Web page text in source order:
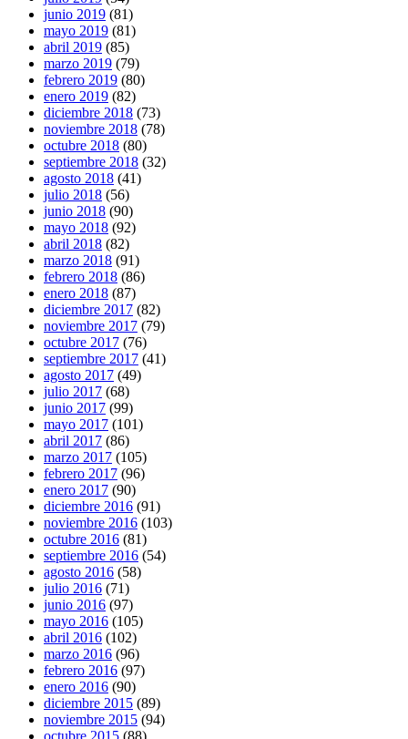
junio 2019 (81)
mayo 2019 (81)
abril 2019 (85)
marzo 2019 (79)
febrero 2019 (80)
enero 2019 (82)
diciembre 2018 (73)
noviembre 2018 (78)
octubre 2018 (80)
septiembre 2018 (32)
agosto 2018 (41)
julio 2018 (56)
junio 2018 (90)
mayo 2018 (92)
abril 2018 (82)
marzo 2018 (91)
febrero 2018 (86)
enero 2018 (87)
diciembre 2017 (82)
noviembre 2017 (79)
octubre 2017 (76)
septiembre 2017 (41)
agosto 2017 (49)
julio 2017 (68)
junio 2017 (99)
mayo 2017 (101)
abril 2017 (86)
marzo 2017 (105)
febrero 2017 (96)
enero 2017 (90)
diciembre 2016 (91)
noviembre 2016 (103)
octubre 2016 (81)
septiembre 2016 (54)
agosto 2016 (58)
julio 2016 (71)
junio 2016 (97)
mayo 2016 (105)
abril 2016 (102)
marzo 2016 (96)
febrero 2016 (97)
enero 2016 (90)
diciembre 2015 (89)
noviembre 2015 (94)
octubre 2015 (88)